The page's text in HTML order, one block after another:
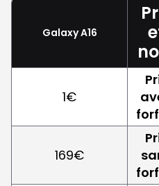
Galaxy A16
1€
169€